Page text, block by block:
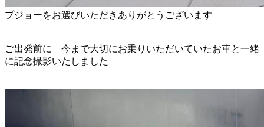
⁡プジョーをお選びいただきありがとうございます
ご出発前に 今まで大切にお乗りいただいていたお車と一緒
に記念撮影いたしました